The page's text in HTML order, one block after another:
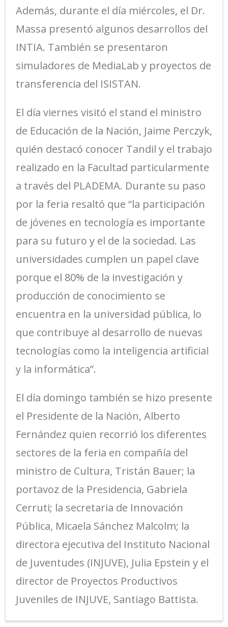
Además, durante el día miércoles, el Dr.
Massa presentó algunos desarrollos del
INTIA. También se presentaron
simuladores de MediaLab y proyectos de
transferencia del ISISTAN.
El día viernes visitó el stand el ministro
de Educación de la Nación, Jaime Perczyk,
quién destacó conocer Tandil y el trabajo
realizado en la Facultad particularmente
a través del PLADEMA. Durante su paso
por la feria resaltó que “la participación
de jóvenes en tecnología es importante
para su futuro y el de la sociedad. Las
universidades cumplen un papel clave
porque el 80% de la investigación y
producción de conocimiento se
encuentra en la universidad pública, lo
que contribuye al desarrollo de nuevas
tecnologías como la inteligencia artificial
y la informática”.
El día domingo también se hizo presente
el Presidente de la Nación, Alberto
Fernández quien recorrió los diferentes
sectores de la feria en compañía del
ministro de Cultura, Tristán Bauer; la
portavoz de la Presidencia, Gabriela
Cerruti; la secretaria de Innovación
Pública, Micaela Sánchez Malcolm; la
directora ejecutiva del Instituto Nacional
de Juventudes (INJUVE), Julia Epstein y el
director de Proyectos Productivos
Juveniles de INJUVE, Santiago Battista.